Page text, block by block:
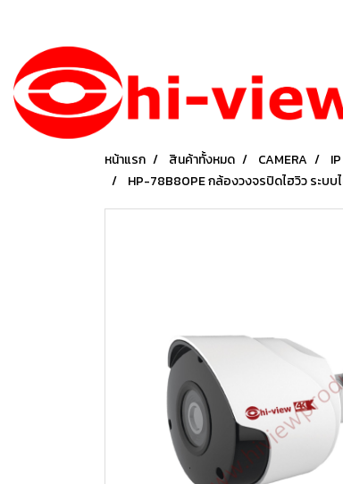
หน้าแรก สินค้าทั้งหมด CAMERA
HP-78B80PE กล้องวงจรปิดไฮวิว ระบบ